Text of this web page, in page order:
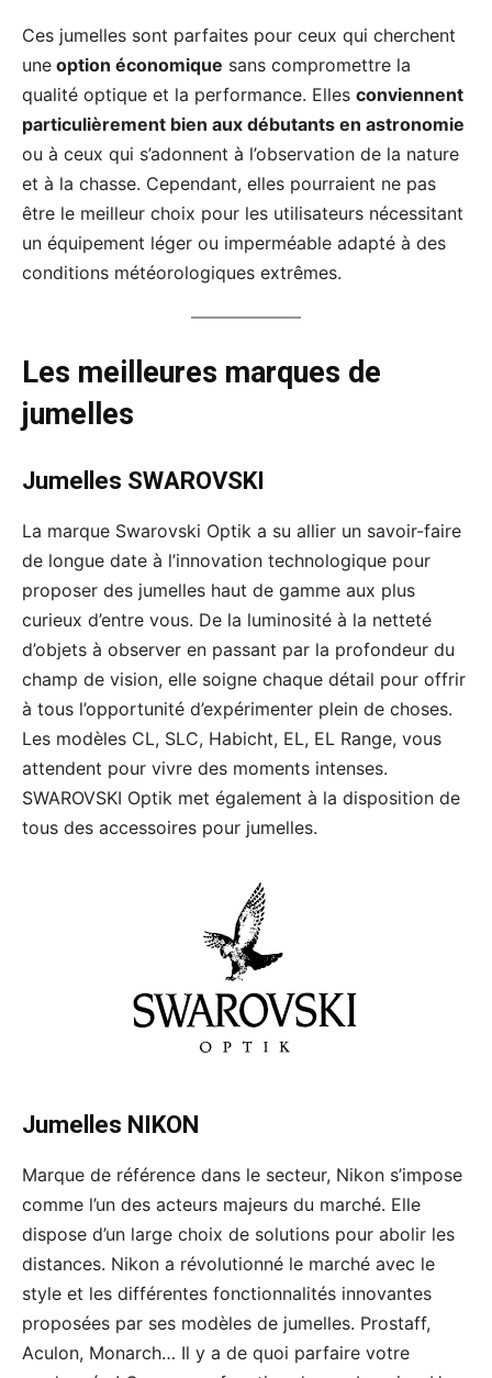
Ces jumelles sont parfaites pour ceux qui cherchent
une option économique sans compromettre la
qualité optique et la performance. Elles conviennent
particulièrement bien aux débutants en astronomie
ou à ceux qui s’adonnent à l’observation de la nature
et à la chasse. Cependant, elles pourraient ne pas
être le meilleur choix pour les utilisateurs nécessitant
un équipement léger ou imperméable adapté à des
conditions météorologiques extrêmes.
Les meilleures marques de
jumelles
Jumelles SWAROVSKI
La marque Swarovski Optik a su allier un savoir-faire
de longue date à l’innovation technologique pour
proposer des jumelles haut de gamme aux plus
curieux d’entre vous. De la luminosité à la netteté
d’objets à observer en passant par la profondeur du
champ de vision, elle soigne chaque détail pour offrir
à tous l’opportunité d’expérimenter plein de choses.
Les modèles CL, SLC, Habicht, EL, EL Range, vous
attendent pour vivre des moments intenses.
SWAROVSKI Optik met également à la disposition de
tous des accessoires pour jumelles.
Jumelles NIKON
Marque de référence dans le secteur, Nikon s’impose
comme l’un des acteurs majeurs du marché. Elle
dispose d’un large choix de solutions pour abolir les
distances. Nikon a révolutionné le marché avec le
style et les différentes fonctionnalités innovantes
proposées par ses modèles de jumelles. Prostaff,
Aculon, Monarch… Il y a de quoi parfaire votre